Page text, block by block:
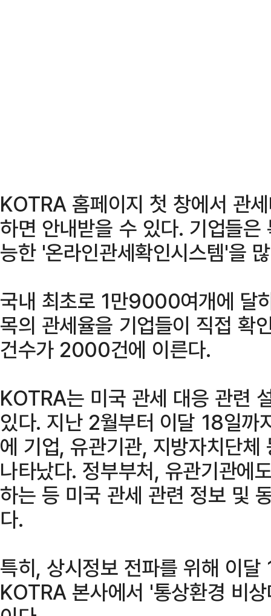
KOTRA 홈페이지 첫 창에서 관
하면 안내받을 수 있다. 기업들
능한 '온라인관세확인시스템'을
국내 최초로 1만9000여개에 달
목의 관세율을 기업들이 직접 확
건수가 2000건에 이른다.
KOTRA는 미국 관세 대응 관련
있다. 지난 2월부터 이달 18일
에 기업, 유관기관, 지방자치단
나타났다. 정부부처, 유관기관에
하는 등 미국 관세 관련 정보 및
다.
특히, 상시정보 전파를 위해 이
KOTRA 본사에서 '통상환경 비